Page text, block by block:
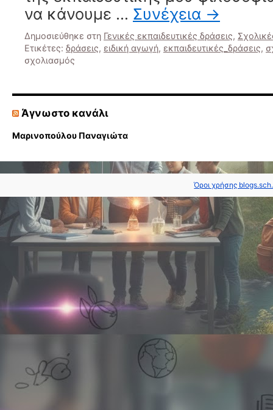
να κάνουμε … Συνέχεια →
Δημοσιεύθηκε στη Γενικές εκπαιδευτικές δράσεις,
Ετικέτες: δράσεις, ειδική αγωγή, εκπαιδευτικές_δράσεις,
σχολιασμός
από
τη
Διαφορετικότητα:
Μια
Εκπαίδευσης
Άγνωστο κανάλι
Μαρινοπούλου Παναγιώτα
Όροι χρήσης